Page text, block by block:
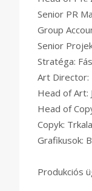
Senior PR
Group
Senior
Stratéga:
Art Director:
Head of Art:
Head of
Copyk:
Grafikusok:
Produkciós